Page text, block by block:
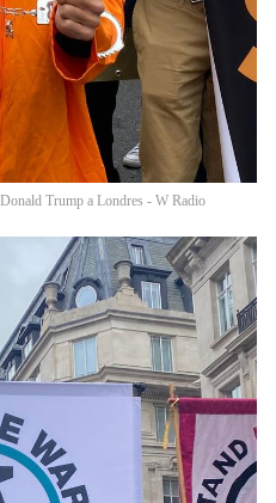
Trump a Londres - W Radio